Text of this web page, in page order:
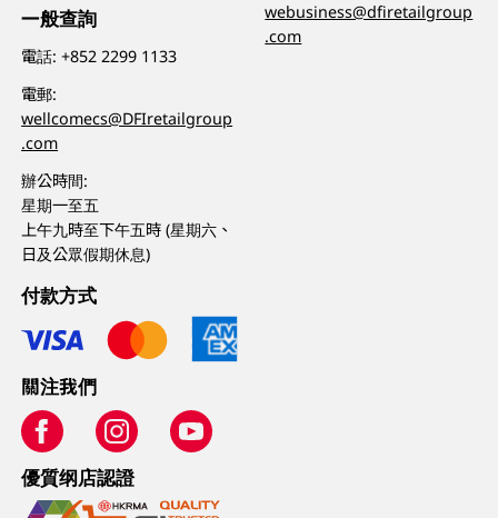
一般查詢
電話:+852 2299 1133
電郵:
wellcomecs@DFIretailgroup
.com
辦公時間:
星期一至五
上午九時至下午五時 (星期六、
日及公眾假期休息)
webusiness@dfiretailgroup
.com
付款方式
關注我們
優質纲店認證